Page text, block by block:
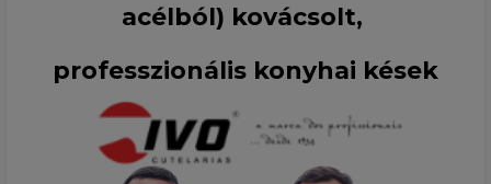
acélból) kovácsolt,
professzionális konyhai kések